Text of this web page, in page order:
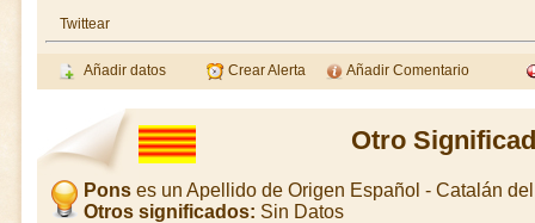
Twittear
Añadir datos Crear Alerta Añadir Comentario
Otro
Ponses un Apellido de Origen Español - Catalán
Otros significados: Sin Datos